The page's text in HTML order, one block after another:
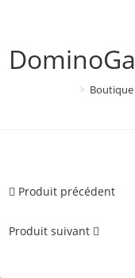
> Boutique
Produit précédent
Produit suivant